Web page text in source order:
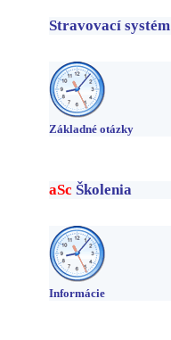
Stravovací systém
Základné otázky
aSc Školenia
Informácie